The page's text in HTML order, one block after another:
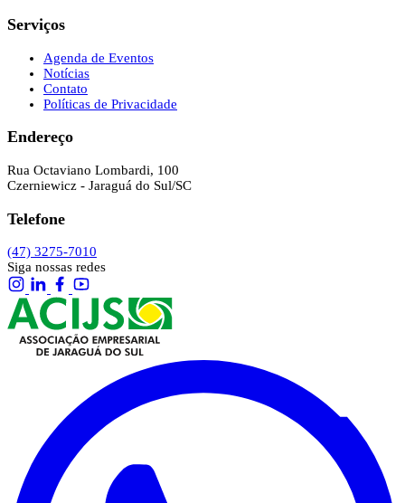
Serviços
Agenda de Eventos
Notícias
Contato
Políticas de Privacidade
Endereço
Rua Octaviano Lombardi, 100
Czerniewicz - Jaraguá do Sul/SC
Telefone
(47) 3275-7010
Siga nossas redes